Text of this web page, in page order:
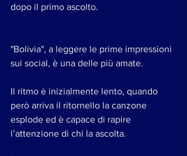
dopo il primo ascolto.
"Bolivia", a leggere le prime impressioni
sui social, è una delle più amate.
Il ritmo è inizialmente lento, quando
però arriva il ritornello la canzone
esplode ed è capace di rapire
l’attenzione di chi la ascolta.